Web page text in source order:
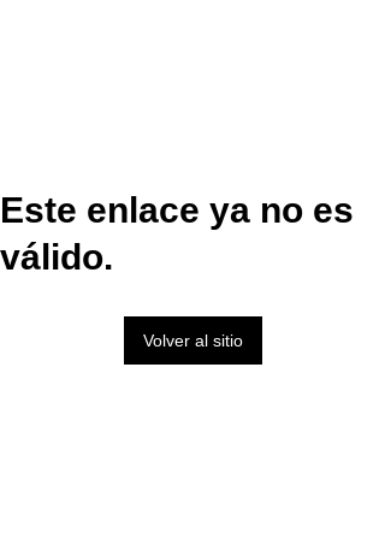
Este enlace ya no es
válido.
Volver al sitio